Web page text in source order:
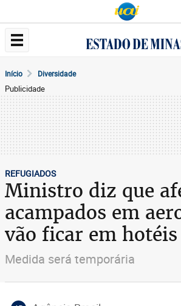
Início Diversidade
Publicidade
REFUGIADOS
Ministro diz que
acampados em
vão ficar em hotéis
Medida será temporária